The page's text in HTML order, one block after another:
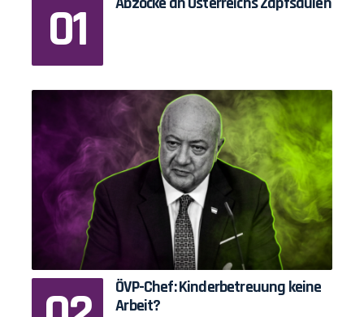
ÖVP-Chef: Kinderbetreuung keine
Arbeit?